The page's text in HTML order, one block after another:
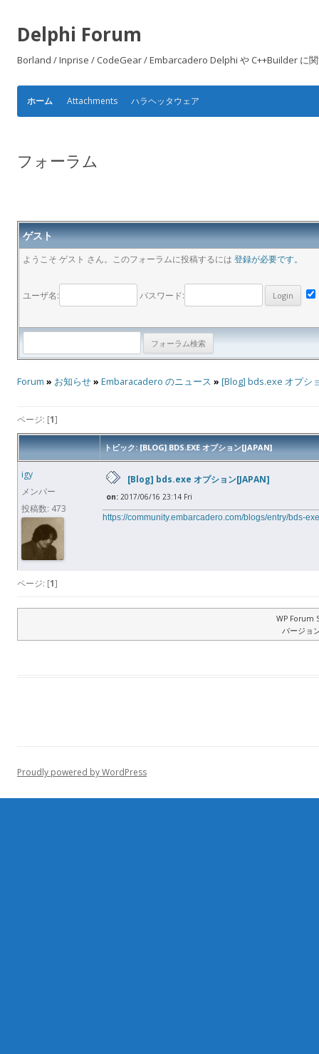
Delphi Forum
Borland / Inprise / CodeGear / Embarcadero Delphi や C++Builder に
ホーム Attachments ハラヘッタウェア
フォーラム
ゲスト
ようこそ ゲスト さん。このフォーラムに投稿するには 登録が必要です。
ユーザ名: パスワード:
Forum » お知らせ» Embaracadero のニュース » [Blog] bds.exe オプシ
ページ: [1]
トピック: [BLOG] BDS.EXE オプション[JAPAN]
igy
メンバー
投稿数: 473
[Blog] bds.exe オプション[JAPAN]
on: 2017/06/16 23:14 Fri
https://community.embarcadero.com/blogs/entry/bds-
ページ: [1]
WP Forum
バージョ
Proudly powered by WordPress